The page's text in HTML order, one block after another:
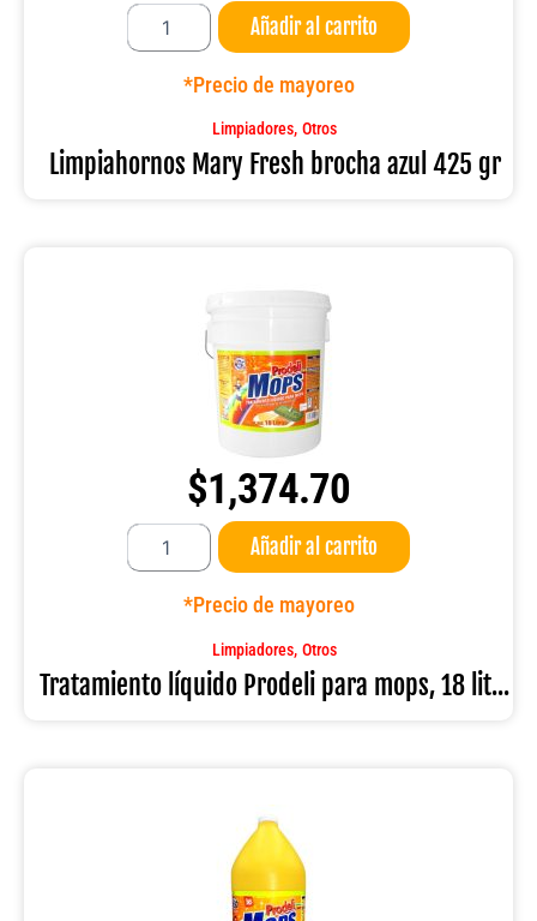
Limpiahornos
Fresh
cantidad
Añadir al carrito
*Precio de mayoreo
Limpiadores, Otros
Limpiahornos Mary Fresh brocha azul 425 gr
$1,374.70
Tratamiento
líquido
Prodeli
litros
cantidad
Añadir al carrito
*Precio de mayoreo
Limpiadores, Otros
Tratamiento líquido Prodeli para mops, 18 lit...